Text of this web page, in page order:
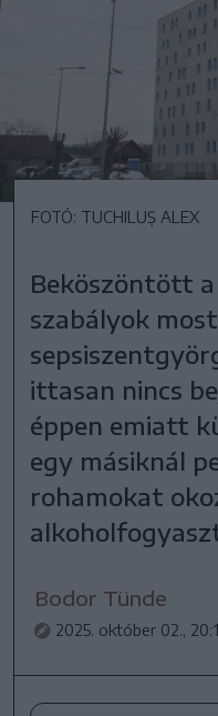
FOTÓ: TUCHILUȘ ALEX
Beköszöntött a
szabályok
ittasan nincs
éppen emiatt
egy másiknál
rohamokat
Bodor Tünde
2025. október 02.,